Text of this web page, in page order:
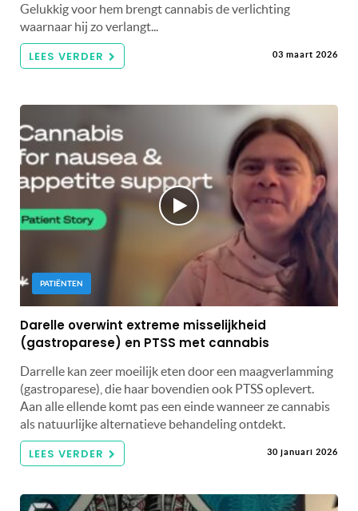
Gelukkig voor hem brengt cannabis de verlichting
waarnaar hij zo verlangt...
LEES VERDER 03 maart 2026
PATIËNTEN
Darelle overwint extreme misselijkheid
(gastroparese) en PTSS met cannabis
Darrelle kan zeer moeilijk eten door een maagverlamming
(gastroparese), die haar bovendien ook PTSS oplevert.
Aan alle ellende komt pas een einde wanneer ze cannabis
als natuurlijke alternatieve behandeling ontdekt.
LEES VERDER 30 januari 2026